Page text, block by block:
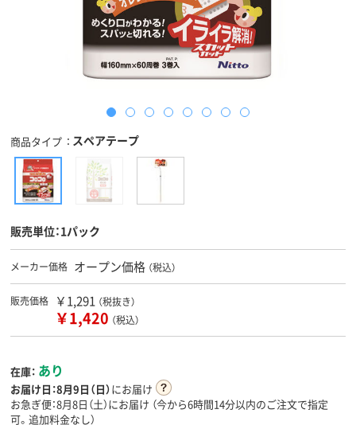
商品タイプ スペアテープ
販売単位：1パック
メーカー価格 オープン価格 （税込）
販売価格 ￥1,291 （税抜き）
￥1,420 （税込）
在庫： あり
お届け日：8月9日（日）にお届け
お急ぎ便：8月8日（土）にお届け （今から6時間14分以内のご注文で指定
可。追加料金なし）